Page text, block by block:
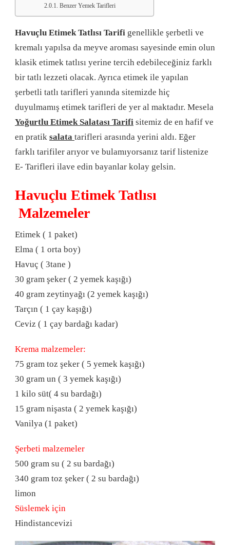
Benzer Yemek Tarifleri
Havuçlu Etimek Tatlısı Tarifi genellikle şerbetli ve
kremalı yapılsa da meyve aroması sayesinde emin olun
klasik etimek tatlısı yerine tercih edebileceğiniz farklı
bir tatlı lezzeti olacak. Ayrıca etimek ile yapılan
şerbetli tatlı tarifleri yanında sitemizde hiç
duyulmamış etimek tarifleri de yer al maktadır. Mesela
Yoğurtlu Etimek Salatası Tarifi sitemiz de en hafif ve
en pratik salata tarifleri arasında yerini aldı. Eğer
farklı tarifiler arıyor ve bulamıyorsanız tarif listenize
E- Tarifleri ilave edin bayanlar kolay gelsin.
Havuçlu Etimek Tatlısı
Malzemeler
Etimek ( 1 paket)
Elma ( 1 orta boy)
Havuç ( 3tane )
30 gram şeker ( 2 yemek kaşığı)
40 gram zeytinyağı (2 yemek kaşığı)
Tarçın ( 1 çay kaşığı)
Ceviz ( 1 çay bardağı kadar)
Krema malzemeler:
75 gram toz şeker ( 5 yemek kaşığı)
30 gram un ( 3 yemek kaşığı)
1 kilo süt( 4 su bardağı)
15 gram nişasta ( 2 yemek kaşığı)
Vanilya (1 paket)
Şerbeti malzemeler
500 gram su ( 2 su bardağı)
340 gram toz şeker ( 2 su bardağı)
limon
Süslemek için
Hindistancevizi